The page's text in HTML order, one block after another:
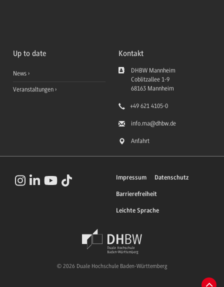
Up to date
News
Veranstaltungen
Kontakt
DHBW Mannheim
Coblitzallee 1-9
68163 Mannheim
+49 621 4105-0
info.ma@dhbw.de
Anfahrt
Impressum Datenschutz
Barrierefreiheit
Leichte Sprache
© 2026 Duale Hochschule Baden-Württemberg